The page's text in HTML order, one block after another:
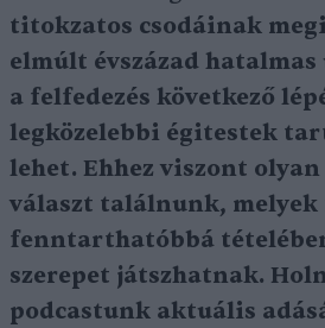
titokzatos csodáinak
elmúlt évszázad
a felfedezés következő
legközelebbi égitestek
lehet. Ehhez viszont
választ találnunk,
fenntarthatóbbá
szerepet játszhatnak.
podcastunk aktuális